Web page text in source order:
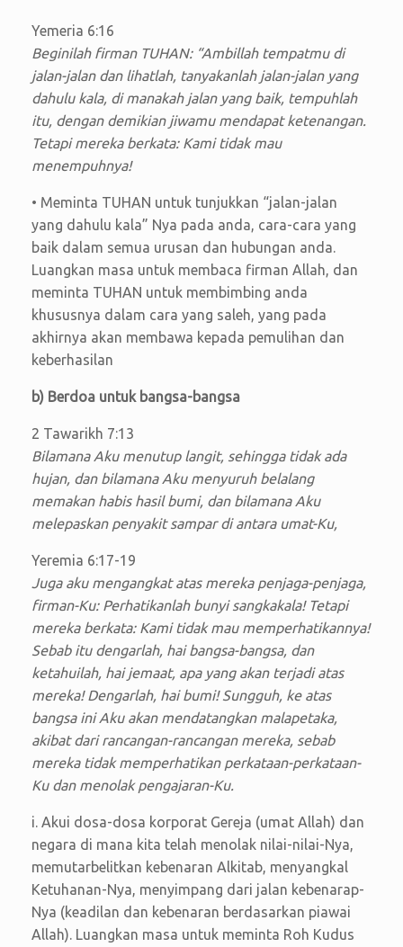
Yemeria 6:16
Beginilah firman TUHAN: “Ambillah tempatmu di
jalan-jalan dan lihatlah, tanyakanlah jalan-jalan yang
dahulu kala, di manakah jalan yang baik, tempuhlah
itu, dengan demikian jiwamu mendapat ketenangan.
Tetapi mereka berkata: Kami tidak mau
menempuhnya!
• Meminta TUHAN untuk tunjukkan “jalan-jalan
yang dahulu kala” Nya pada anda, cara-cara yang
baik dalam semua urusan dan hubungan anda.
Luangkan masa untuk membaca firman Allah, dan
meminta TUHAN untuk membimbing anda
khususnya dalam cara yang saleh, yang pada
akhirnya akan membawa kepada pemulihan dan
keberhasilan
b) Berdoa untuk bangsa-bangsa
2 Tawarikh 7:13
Bilamana Aku menutup langit, sehingga tidak ada
hujan, dan bilamana Aku menyuruh belalang
memakan habis hasil bumi, dan bilamana Aku
melepaskan penyakit sampar di antara umat-Ku,
Yeremia 6:17-19
Juga aku mengangkat atas mereka penjaga-penjaga,
firman-Ku: Perhatikanlah bunyi sangkakala! Tetapi
mereka berkata: Kami tidak mau memperhatikannya!
Sebab itu dengarlah, hai bangsa-bangsa, dan
ketahuilah, hai jemaat, apa yang akan terjadi atas
mereka! Dengarlah, hai bumi! Sungguh, ke atas
bangsa ini Aku akan mendatangkan malapetaka,
akibat dari rancangan-rancangan mereka, sebab
mereka tidak memperhatikan perkataan-perkataan-
Ku dan menolak pengajaran-Ku.
i. Akui dosa-dosa korporat Gereja (umat Allah) dan
negara di mana kita telah menolak nilai-nilai-Nya,
memutarbelitkan kebenaran Alkitab, menyangkal
Ketuhanan-Nya, menyimpang dari jalan kebenarap-
Nya (keadilan dan kebenaran berdasarkan piawai
Allah). Luangkan masa untuk meminta Roh Kudus